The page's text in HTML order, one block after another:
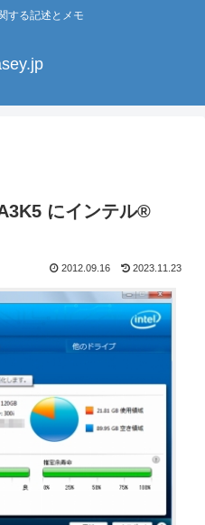
する記述とメモ
にインテル®
2012.09.16 2023.11.23